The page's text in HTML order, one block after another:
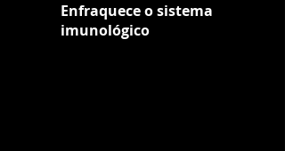
Enfraquece o sistema
imunológico